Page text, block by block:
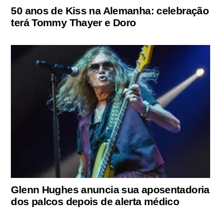
50 anos de Kiss na Alemanha: celebração
terá Tommy Thayer e Doro
Glenn Hughes anuncia sua aposentadoria
dos palcos depois de alerta médico